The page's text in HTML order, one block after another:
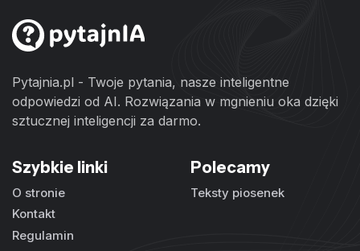
Pytajnia.pl - Twoje pytania, nasze inteligentne
odpowiedzi od AI. Rozwiązania w mgnieniu oka dzięki
sztucznej inteligencji za darmo.
Szybkie linki
O stronie
Kontakt
Regulamin
Polecamy
Teksty piosenek